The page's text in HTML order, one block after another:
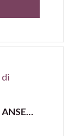
ANSELMO TORINO IL FERNET ANSELMO RICETTA STORICA